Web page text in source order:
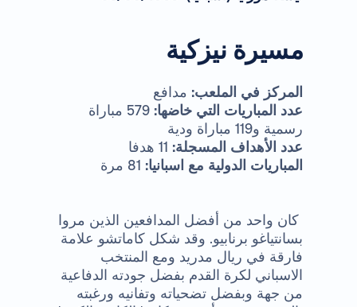
مسيرة نيزكية
المركز في الملعب:مدافع
عدد المباريات التي خاضها:
579 مباراة
رسمية و119 مباراة ودية
عدد الأهداف المسجلة:11 هدفا
المباريات الدولية مع اسبانيا:81 مرة
كان واحد من أفضل المدافعين الذين مروا
بسانتياغو برنابيو. وقد شكل كاماتشو علامة
فارقة في ريال مدريد ومع المنتخب
الاسباني لكرة القدم بفضل جودته الدفاعية
من جهة وبفضل تضحياته وتفانيه ورغبته